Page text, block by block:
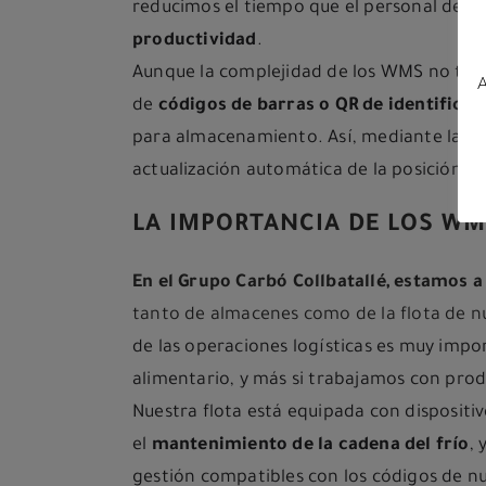
reducimos el tiempo que el personal
productividad.
Aunque la complejidad de los WMS no
de códigos de barras o QRde
para almacenamiento. Así, mediante la
actualización automática de la posición
LA IMPORTANCIA DE LOS
En el Grupo Carbó Collbatallé, estamos
tanto de almacenes como de la flota de
de las operaciones logísticas es muy
alimentario, y más si trabajamos con
Nuestra flota está equipada con
el mantenimiento de la cadena del frío,
gestión compatibles con los códigos de